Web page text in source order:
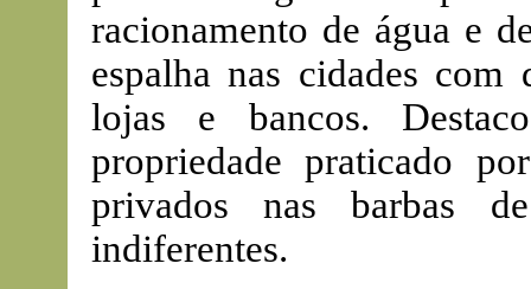
racionamento de água e
espalha nas cidades com
lojas e bancos.
propriedade praticado
privados nas barbas
indiferentes.